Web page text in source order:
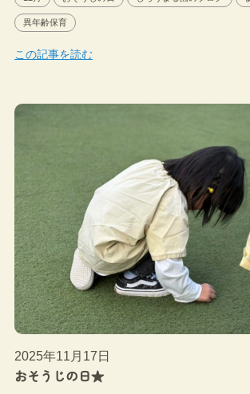
異年齢保育
この記事を読む
2025年11月17日
おそうじの日★